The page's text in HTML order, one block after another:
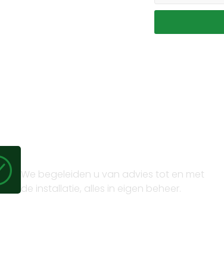
We begeleiden u van advies tot en met
de installatie, alles in eigen beheer.